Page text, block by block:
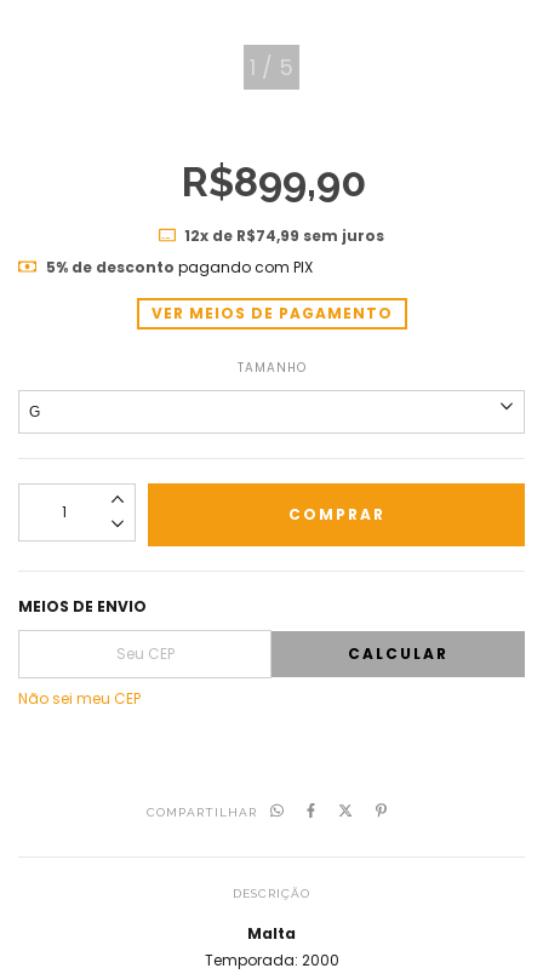
1 / 5
R$899,90
12x de R$74,99 sem juros
5% de desconto pagando com PIX
VER MEIOS DE PAGAMENTO
TAMANHO
MEIOS DE ENVIO
CALCULAR
Não sei meu CEP
COMPARTILHAR
DESCRIÇÃO
Malta
Temporada: 2000